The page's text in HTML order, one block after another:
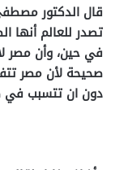
قال الدكتور
تصدر للعالم أنها
في حين، وأن مصر
صحيحة لأن مصر
دون ان تتسبب في